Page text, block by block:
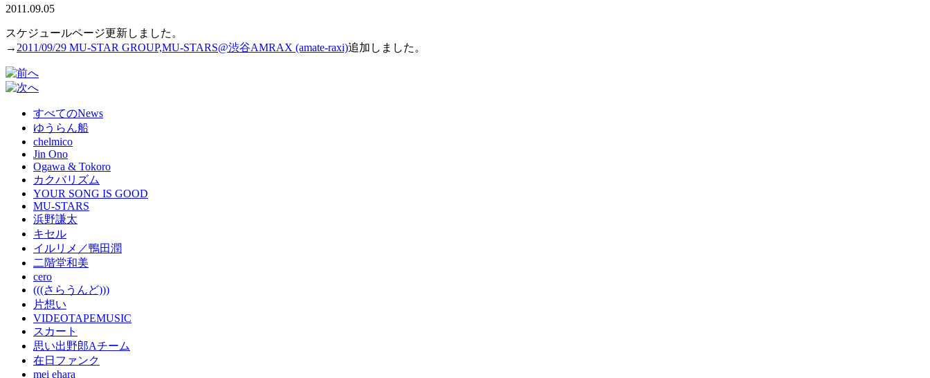
2011.09.05
スケジュールページ更新しました。
→ 2011/09/29 MU-STAR GROUP,MU-STARS@渋谷AMRAX (amate-raxi)追加しました。
すべてのNews
ゆうらん船
chelmico
Jin Ono
Ogawa & Tokoro
カクバリズム
YOUR SONG IS GOOD
MU-STARS
浜野謙太
キセル
イルリメ／鴨田潤
二階堂和美
cero
(((さらうんど)))
片想い
VIDEOTAPEMUSIC
スカート
思い出野郎Aチーム
在日ファンク
mei ehara